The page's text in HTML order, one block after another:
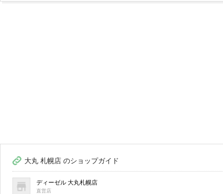
大丸 札幌店 のショップガイド
ディーゼル 大丸札幌店
直営店